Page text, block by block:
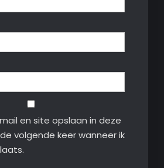
en site opslaan in deze
volgende keer wanneer ik